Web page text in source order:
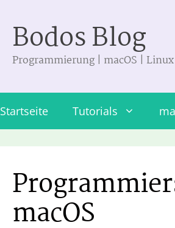
Bodos Blog
Programmierung | macOS |
Startseite Tutorials
macOS